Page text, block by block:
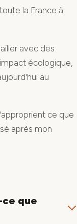
la France à
avec des
écologique,
au
ce que
après mon
que